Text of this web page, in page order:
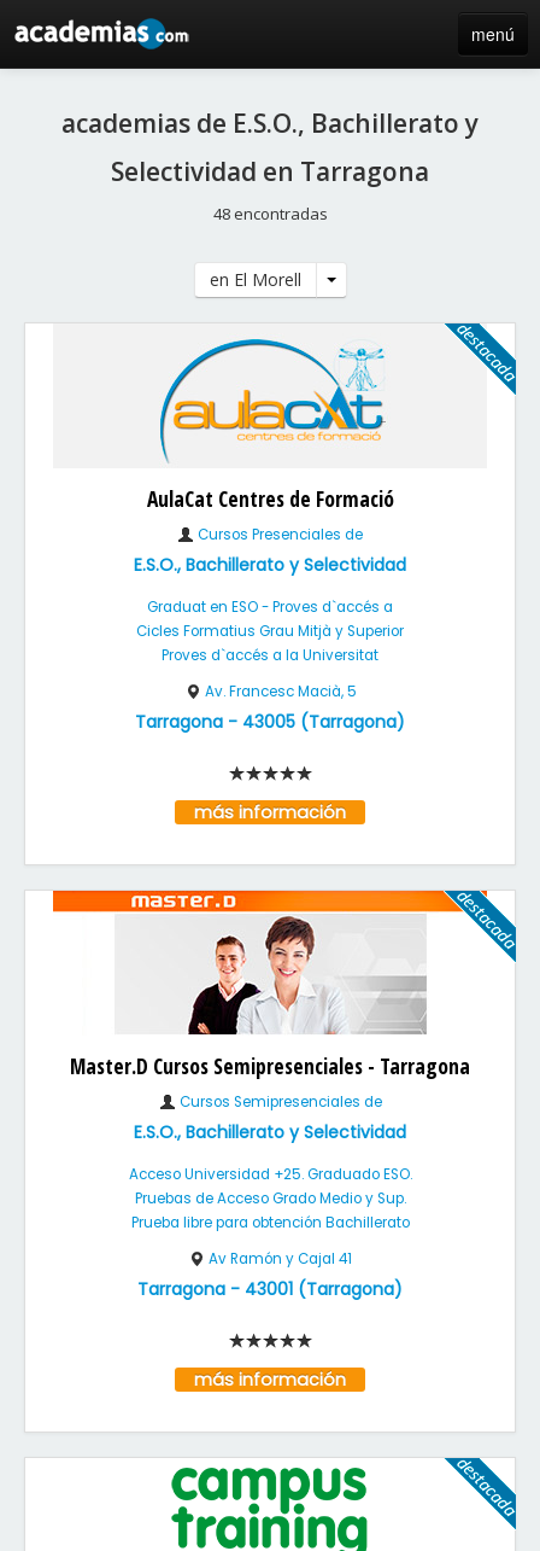
menú
blog
directorio
academias de E.S.O., Bachillerato y
Selectividad en Tarragona
48 encontradas
en El Morell
AulaCat Centres de Formació
Cursos Presenciales de
E.S.O., Bachillerato y Selectividad
Graduat en ESO - Proves d`accés a
Cicles Formatius Grau Mitjà y Superior
Proves d`accés a la Universitat
Av. Francesc Macià, 5
Tarragona - 43005 (Tarragona)
más información
Master.D Cursos Semipresenciales - Tarragona
Cursos Semipresenciales de
E.S.O., Bachillerato y Selectividad
Acceso Universidad +25. Graduado ESO.
Pruebas de Acceso Grado Medio y Sup.
Prueba libre para obtención Bachillerato
Av Ramón y Cajal 41
Tarragona - 43001 (Tarragona)
más información